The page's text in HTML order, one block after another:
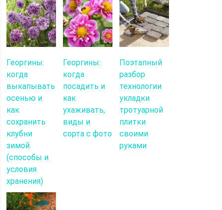
Георгины:
когда
выкапывать
осенью и
как
сохранить
клубни
зимой
(способы и
условия
хранения)
Георгины:
когда
посадить и
как
ухаживать,
виды и
сорта с фото
Поэтапный
разбор
технологии
укладки
тротуарной
плитки
своими
руками